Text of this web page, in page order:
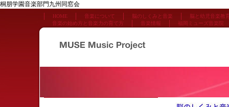
桐朋学園音楽部門九州同窓会
HOME 音楽について 脳のしくみと音楽
脳と幼児音楽教
音楽の始め方と音楽力の育て方
音楽情報 福岡ミューズ音楽院